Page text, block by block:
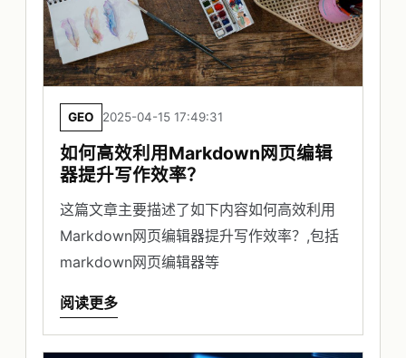
GEO 2025-04-15 17:49:31
如何高效利用Markdown网页编辑
器提升写作效率？
这篇文章主要描述了如下内容如何高效利用
Markdown网页编辑器提升写作效率？,包括
markdown网页编辑器等
阅读更多